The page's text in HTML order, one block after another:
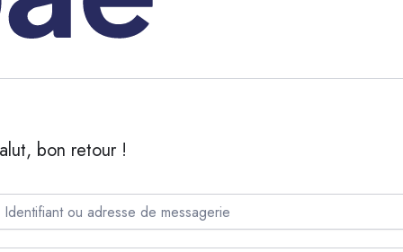
bon retour !